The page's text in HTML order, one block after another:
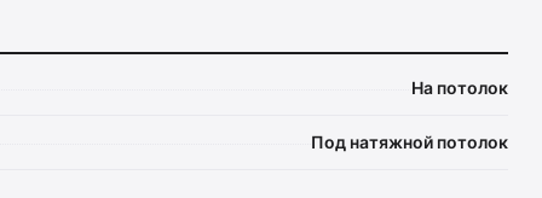
На потолок
Под натяжной потолок